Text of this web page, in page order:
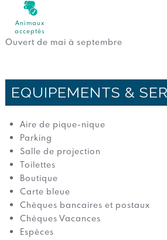
Animaux
acceptés
Ouvert de mai à septembre
EQUIPEMENTS &
Aire de pique-nique
Parking
Salle de projection
Toilettes
Boutique
Carte bleue
Chèques bancaires et postaux
Chèques Vacances
Espèces